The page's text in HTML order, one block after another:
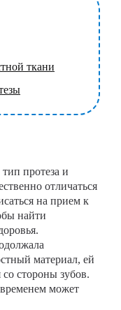
ткани
протеза и
отличаться
на прием к
найти
материал, ей
стороны зубов.
временем может